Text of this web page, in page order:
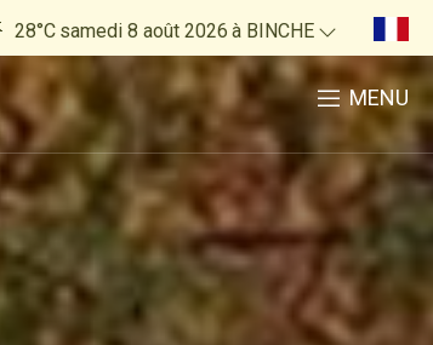
28°C samedi 8 août 2026 à BINCHE
MENU